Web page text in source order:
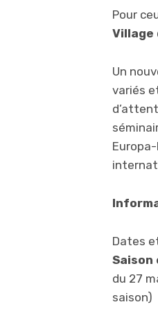
Pour
Village
Un
variés
Dates
Saison
du 27
saison)